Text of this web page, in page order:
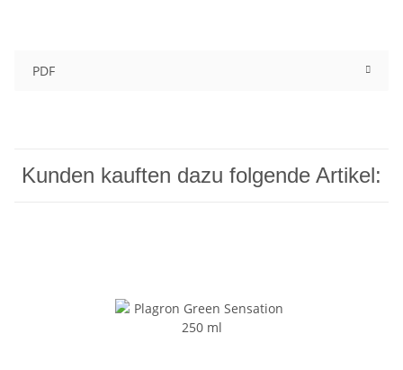
PDF
Kunden kauften dazu folgende Artikel: